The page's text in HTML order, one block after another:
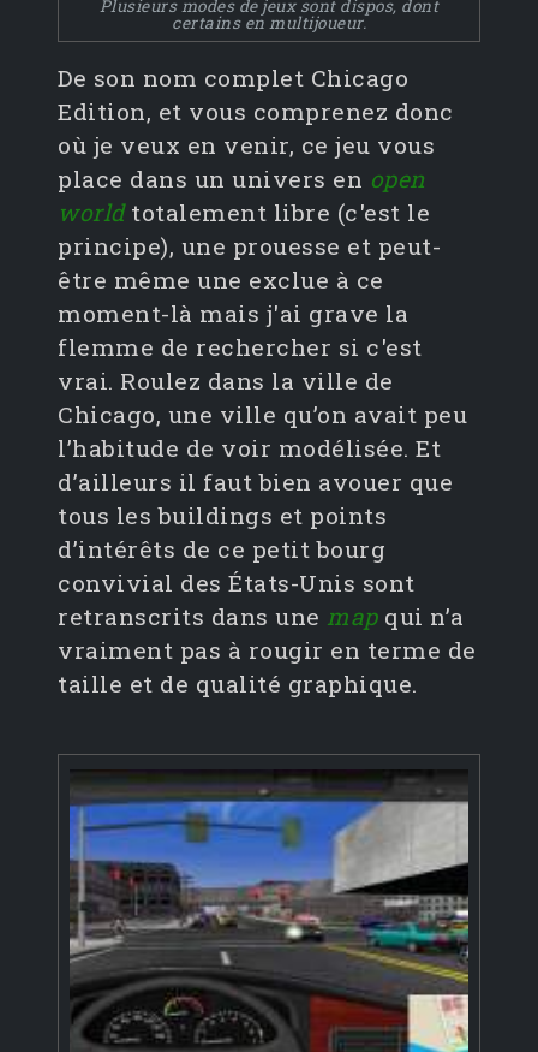
Plusieurs modes de jeux sont dispos, dont
certains en multijoueur.
De son nom complet Chicago
Edition, et vous comprenez donc
où je veux en venir, ce jeu vous
place dans un univers en open
worldtotalement libre (c'est le
principe), une prouesse et peut-
être même une exclue à ce
moment-là mais j'ai grave la
flemme de rechercher si c'est
vrai. Roulez dans la ville de
Chicago, une ville qu’on avait peu
l’habitude de voir modélisée. Et
d’ailleurs il faut bien avouer que
tous les buildings et points
d’intérêts de ce petit bourg
convivial des États-Unis sont
retranscrits dans une mapqui n’a
vraiment pas à rougir en terme de
taille et de qualité graphique.